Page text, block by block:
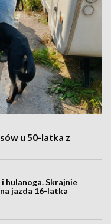
u 50-latka z
hulanoga. Skrajnie
jazda 16-latka